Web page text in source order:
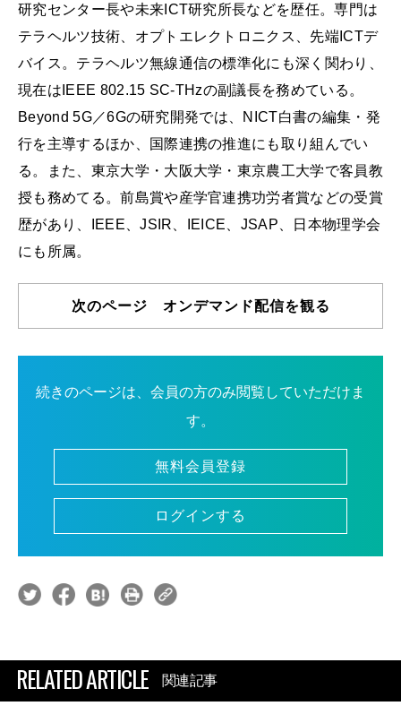
研究センター長や未来ICT研究所長などを歴任。専門は
テラヘルツ技術、オプトエレクトロニクス、先端ICTデ
バイス。テラヘルツ無線通信の標準化にも深く関わり、
現在はIEEE 802.15 SC-THzの副議長を務めている。
Beyond 5G／6Gの研究開発では、NICT白書の編集・発
行を主導するほか、国際連携の推進にも取り組んでい
る。また、東京大学・大阪大学・東京農工大学で客員教
授も務めてる。前島賞や産学官連携功労者賞などの受賞
歴があり、IEEE、JSIR、IEICE、JSAP、日本物理学会
にも所属。
次のページ オンデマンド配信を観る
続きのページは、会員の方のみ閲覧していただけま
す。
無料会員登録
ログインする
RELATED ARTICLE 関連記事